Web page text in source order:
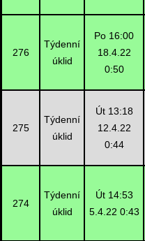
276
Týdenní
úklid
Po 16:00
18.4.22
0:50
275
Týdenní
úklid
Út 13:18
12.4.22
0:44
274
Týdenní
úklid
Út 14:53
5.4.22 0:43